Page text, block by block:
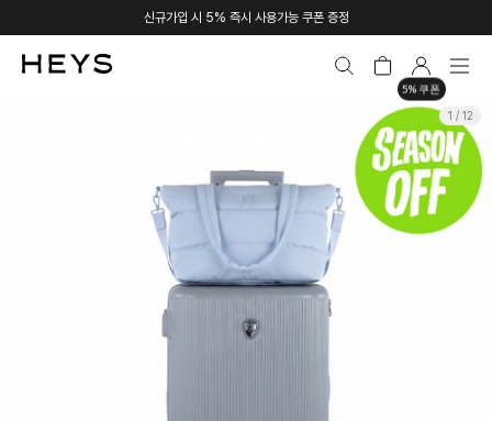
신규가입 시 5% 즉시 사용가능 쿠폰 증정
5% 쿠폰
1 / 12